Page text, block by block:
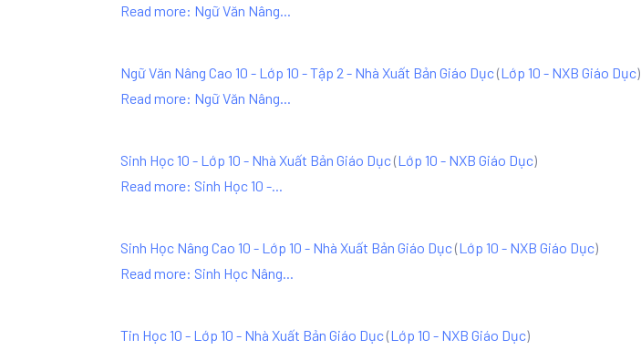
Read more: Ngữ Văn Nâng...
Ngữ Văn Nâng Cao 10 - Lớp 10 - Tập 2 - Nhà Xuất Bản Giáo Dục(Lớp 10 - NXB Giáo Dục)
Read more: Ngữ Văn Nâng...
Sinh Học 10 - Lớp 10 - Nhà Xuất Bản Giáo Dục(Lớp 10 - NXB Giáo Dục)
Read more: Sinh Học 10 -...
Sinh Học Nâng Cao 10 - Lớp 10 - Nhà Xuất Bản Giáo Dục(Lớp 10 - NXB Giáo Dục)
Read more: Sinh Học Nâng...
Tin Học 10 - Lớp 10 - Nhà Xuất Bản Giáo Dục(Lớp 10 - NXB Giáo Dục)